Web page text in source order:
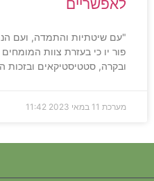
לאפשריים
"עם שיטתיות והתמדה, ועם
פור יו כי בעזרת צוות
ובקרה, סטטיסטיקאים
מערכת 11 במאי 2023 11:42